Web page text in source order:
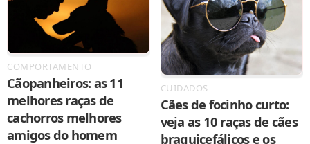
COMPORTAMENTO
Cãopanheiros: as 11
melhores raças de
cachorros melhores
amigos do homem
CUIDADOS
Cães de focinho curto:
veja as 10 raças de cães
braquicefálicos e os